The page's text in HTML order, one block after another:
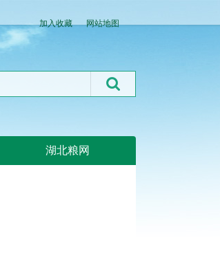
加入收藏 网站地图
湖北粮网